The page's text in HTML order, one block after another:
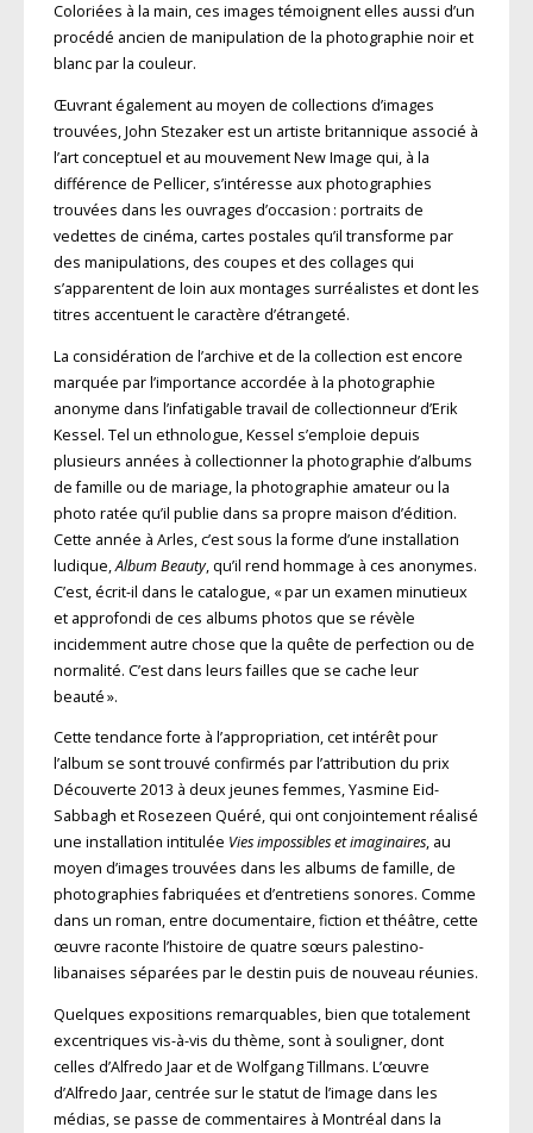
Coloriées à la main, ces images témoignent elles aussi d’un
procédé ancien de manipulation de la photographie noir et
blanc par la couleur.
Œuvrant également au moyen de collections d’images
trouvées, John Stezaker est un artiste britannique associé à
l’art conceptuel et au mouvement New Image qui, à la
différence de Pellicer, s’intéresse aux photographies
trouvées dans les ouvrages d’occasion : portraits de
vedettes de cinéma, cartes postales qu’il transforme par
des manipulations, des coupes et des collages qui
s’apparentent de loin aux montages surréalistes et dont les
titres accentuent le caractère d’étrangeté.
La considération de l’archive et de la collection est encore
marquée par l’importance accordée à la photographie
anonyme dans l’infatigable travail de collectionneur d’Erik
Kessel. Tel un ethnologue, Kessel s’emploie depuis
plusieurs années à collectionner la photographie d’albums
de famille ou de mariage, la photographie amateur ou la
photo ratée qu’il publie dans sa propre maison d’édition.
Cette année à Arles, c’est sous la forme d’une installation
ludique,Album Beauty, qu’il rend hommage à ces anonymes.
C’est, écrit-il dans le catalogue, « par un examen minutieux
et approfondi de ces albums photos que se révèle
incidemment autre chose que la quête de perfection ou de
normalité. C’est dans leurs failles que se cache leur
beauté ».
Cette tendance forte à l’appropriation, cet intérêt pour
l’album se sont trouvé confirmés par l’attribution du prix
Découverte 2013 à deux jeunes femmes, Yasmine Eid-
Sabbagh et Rosezeen Quéré, qui ont conjointement réalisé
une installation intitulée Vies impossibles et imaginaires, au
moyen d’images trouvées dans les albums de famille, de
photographies fabriquées et d’entretiens sonores. Comme
dans un roman, entre documentaire, fiction et théâtre, cette
œuvre raconte l’histoire de quatre sœurs palestino-
libanaises séparées par le destin puis de nouveau réunies.
Quelques expositions remarquables, bien que totalement
excentriques vis-à-vis du thème, sont à souligner, dont
celles d’Alfredo Jaar et de Wolfgang Tillmans. L’œuvre
d’Alfredo Jaar, centrée sur le statut de l’image dans les
médias, se passe de commentaires à Montréal dans la